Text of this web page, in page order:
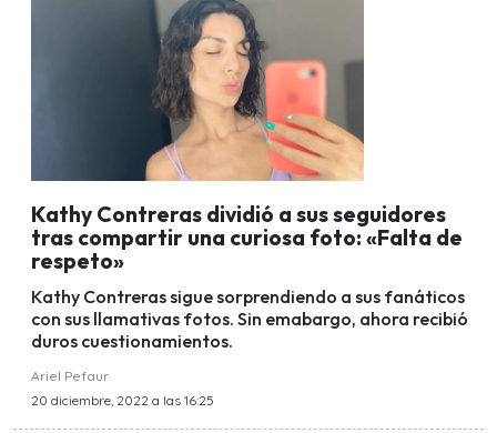
Kathy Contreras dividió a sus seguidores
tras compartir una curiosa foto: «Falta de
respeto»
Kathy Contreras sigue sorprendiendo a sus fanáticos
con sus llamativas fotos. Sin emabargo, ahora recibió
duros cuestionamientos.
Ariel Pefaur
20 diciembre, 2022 a las 16:25